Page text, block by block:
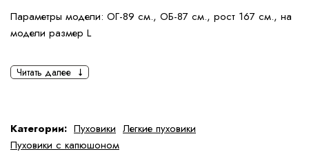
Параметры модели: ОГ-89 см., ОБ-87 см., рост 167 см., на
модели размер L
Читать далее
Категории: Пуховики Легкие пуховики
Пуховики с капюшоном